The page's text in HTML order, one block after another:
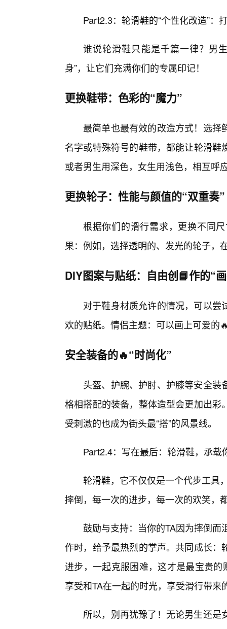
Part2.3：轮滑鞋的“个性化改造”：
谁说轮滑鞋只能是千篇一律？男
身”，让它们充满你们的专属印记！
更换鞋带：色彩的“魔力”
最简单也最有效的改造方式！选择
名字或特殊符号的鞋带，都能让轮滑
或者男生用深色，女生用浅色，相互呼
更换轮子：性能与颜值的“双重奏”
根据你们的滑行需求，更换不同
果：例如，选择透明的、发光的轮子，
DIY图案与贴纸：自由创📘作的“
对于鞋身材质允许的情况，可以
欢的贴纸。情侣主题：可以画上可爱的
安全装备的🔥“时尚化”
头盔、护腕、护肘、护膝等安全
格相搭配的装备，整体造型会更加出
受刺激的也成为街头最“搭”的风景线。
Part2.4：写在最后：轮滑鞋，承载
轮滑鞋，它不仅仅是一个代步工具
摔倒，每一次的进步，每一次的欢笑，
鼓励与支持：当你的TA因为摔倒
作时，给予最热烈的掌声。共同成长
进步，一起克服困难，这才是最宝贵
享受和TA在一起的时光，享受滑行带来
所以，别再犹豫了！无论男生还